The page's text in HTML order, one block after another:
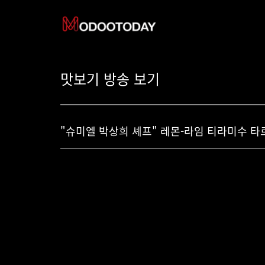
맛보기 방송 보기
"슈미엘 박상희 셰프" 레몬-라임 티라미수 타